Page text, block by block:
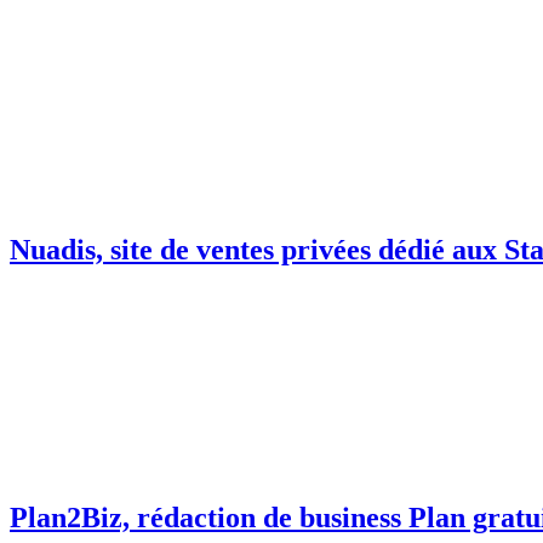
Nuadis, site de ventes privées dédié aux
Plan2Biz, rédaction de business Plan